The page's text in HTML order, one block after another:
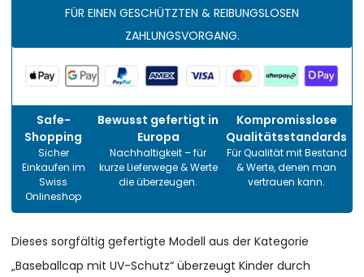
FÜR EINEN GESCHÜTZTEN & REIBUNGSLOSEN
ZAHLUNGSVORGANG.
Safe-
Shopping
Sicher
Einkaufen im
Swiss
Onlineshop
Bewusst gefertigt in
Europa
Nachhaltigkeit – für
kurze Lieferwege & Werte
die überzeugen.
Kompromisslose
Qualitätsstandards
Für Qualität mit Bestand
& Werte, denen man
vertrauen kann.
Dieses sorgfältig gefertigte Modell aus der Kategorie
„Baseballcap mit UV-Schutz“ überzeugt Kinder durch